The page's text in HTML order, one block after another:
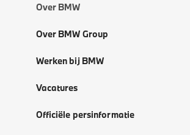
Over BMW
Over BMW Group
Werken bij BMW
Vacatures
Officiële persinformatie